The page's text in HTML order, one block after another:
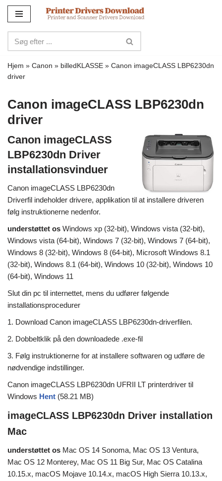
indhold
Hjem » Canon » billedKLASSE » Canon imageCLASS LBP6230dn
driver
Canon imageCLASS LBP6230dn
driver
Canon imageCLASS
LBP6230dn Driver
installationsvinduer
Canon imageCLASS LBP6230dn
Driverfil indeholder drivere, applikation til at installere driveren
følg instruktionerne nedenfor.
understøttet os Windows xp (32-bit), Windows vista (32-bit),
Windows vista (64-bit), Windows 7 (32-bit), Windows 7 (64-bit),
Windows 8 (32-bit), Windows 8 (64-bit), Microsoft Windows 8.1
(32-bit), Windows 8.1 (64-bit), Windows 10 (32-bit), Windows 10
(64-bit), Windows 11
Slut din pc til internettet, mens du udfører følgende
installationsprocedurer
1. Download Canon imageCLASS LBP6230dn-driverfilen.
2. Dobbeltklik på den downloadede .exe-fil
3. Følg instruktionerne for at installere softwaren og udføre de
nødvendige indstillinger.
Canon imageCLASS LBP6230dn UFRII LT printerdriver til
Windows Hent (58.21 MB)
imageCLASS LBP6230dn Driver installation
Mac
understøttet os Mac OS 14 Sonoma, Mac OS 13 Ventura,
Mac OS 12 Monterey, Mac OS 11 Big Sur, Mac OS Catalina
10.15.x, macOS Mojave 10.14.x, macOS High Sierra 10.13.x,